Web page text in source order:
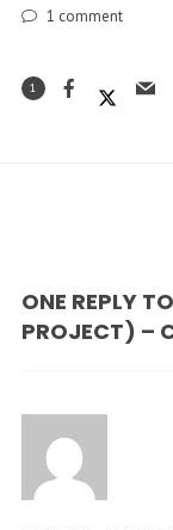
1 comment
1
ONE REPLY
PROJECT) –